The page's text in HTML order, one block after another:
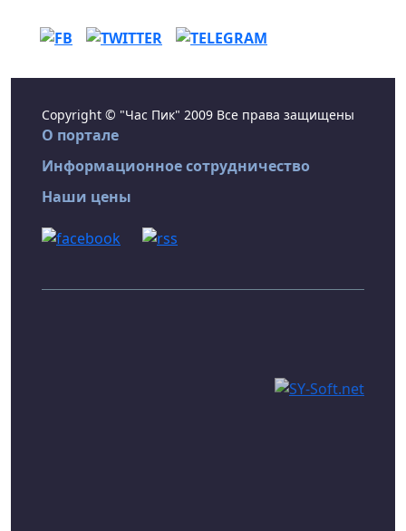
Copyright © "Час Пик" 2009 Все права защищены
О портале
Информационное сотрудничество
Наши цены